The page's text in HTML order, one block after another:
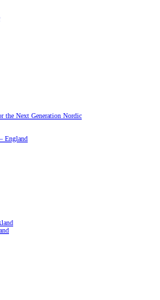
Next Generation Nordic
England